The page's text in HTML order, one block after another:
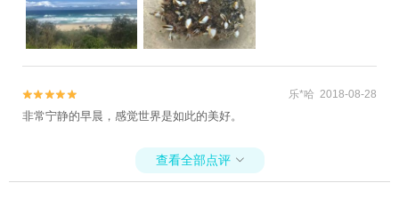

 乐*哈 2018-08-28
非常宁静的早晨，感觉世界是如此的美好。
查看全部点评 